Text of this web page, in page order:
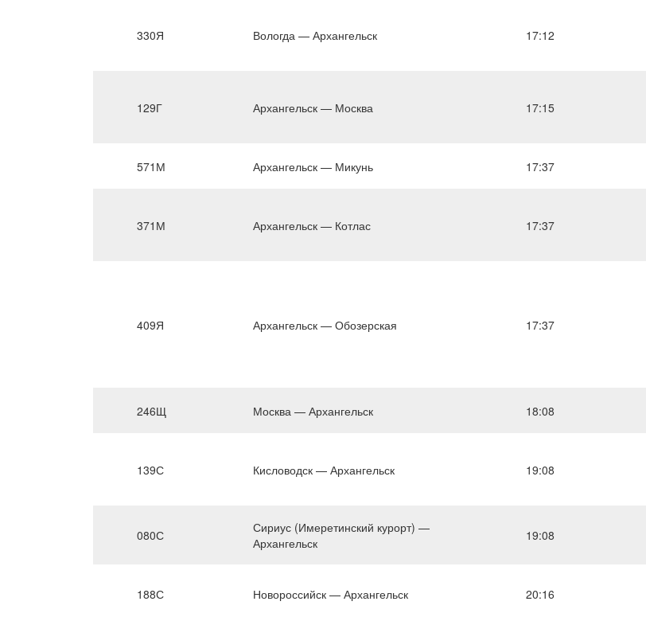
330Я Вологда — Архангельск 17:12
129Г Архангельск — Москва 17:15
571М Архангельск — Микунь 17:37
371М Архангельск — Котлас 17:37
409Я Архангельск — Обозерская 17:37
246Щ Москва — Архангельск 18:08
139С Кисловодск — Архангельск 19:08
080С
Сириус (Имеретинский курорт) —
Архангельск
19:08
188С Новороссийск — Архангельск 20:16